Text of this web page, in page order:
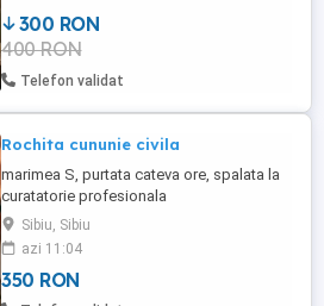
purtare.
300 RON
400 RON
Telefon validat
Rochita cununie civila
marimea S, purtata cateva ore, spalata la
curatatorie profesionala
Sibiu, Sibiu
azi 11:04
350 RON